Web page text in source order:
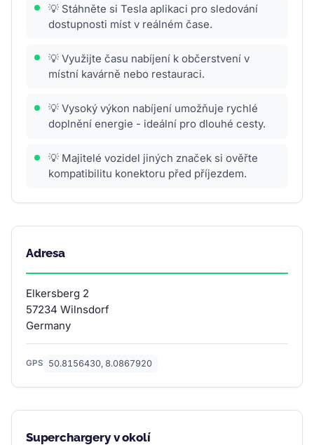
💡 Stáhněte si Tesla aplikaci pro sledování
dostupnosti míst v reálném čase.
💡 Využijte času nabíjení k občerstvení v
místní kavárně nebo restauraci.
💡 Vysoký výkon nabíjení umožňuje rychlé
doplnění energie - ideální pro dlouhé cesty.
💡 Majitelé vozidel jiných značek si ověřte
kompatibilitu konektoru před příjezdem.
Adresa
Elkersberg 2
57234 Wilnsdorf
Germany
GPS 50.8156430, 8.0867920
Superchargery v okolí